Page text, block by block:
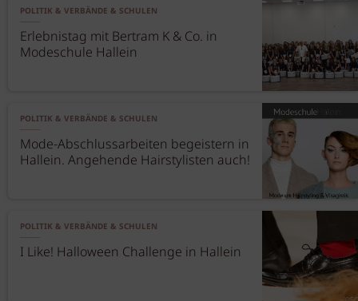
POLITIK & VERBÄNDE & SCHULEN
Erlebnistag mit Bertram K & Co. in
Modeschule Hallein
POLITIK & VERBÄNDE & SCHULEN
Mode-Abschlussarbeiten begeistern in
Hallein. Angehende Hairstylisten auch!
POLITIK & VERBÄNDE & SCHULEN
I Like! Halloween Challenge in Hallein